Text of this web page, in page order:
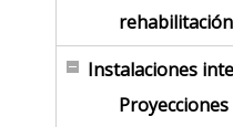
Instalaciones